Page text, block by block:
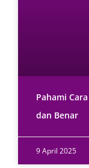
Pahami
dan Benar
9 April 2025